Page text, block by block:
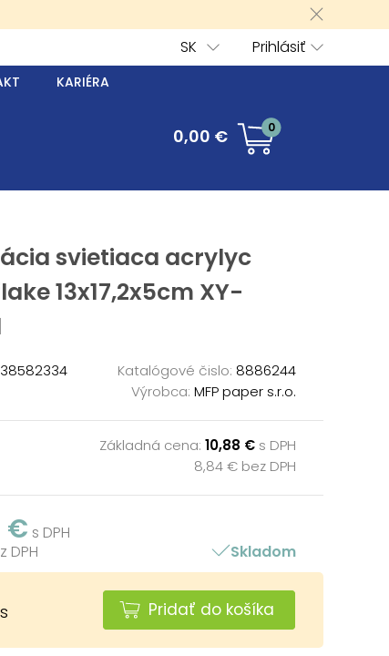
Prihlásiť
SK
KARIÉRA
0,00 € 0
svietiaca acrylyc
13x17,2x5cm XY-
Katalógové čislo: 8886244
Výrobca: MFP paper s.r.o.
Základná cena: 10,88 € s DPH
8,84 € bez DPH
€ s DPH
DPH
Skladom
Pridať do košíka